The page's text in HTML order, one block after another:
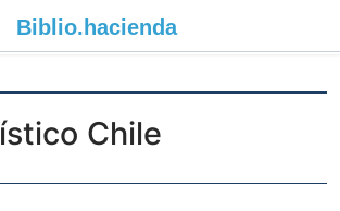
Biblio. hacienda
Chile